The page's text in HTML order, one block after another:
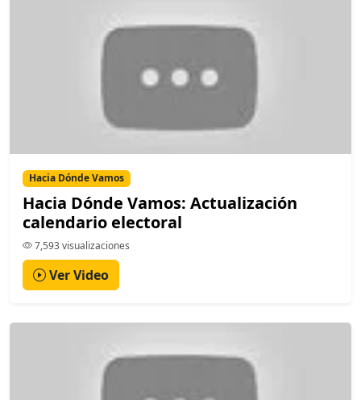
Hacia Dónde Vamos
Hacia Dónde Vamos: Actualización
calendario electoral
7,593 visualizaciones
Ver Video